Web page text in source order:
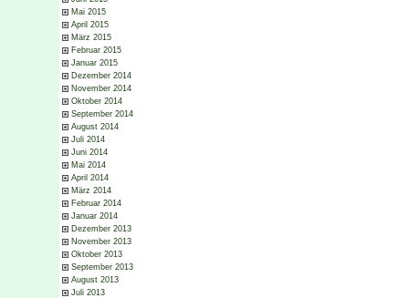
Mai 2015
April 2015
März 2015
Februar 2015
Januar 2015
Dezember 2014
November 2014
Oktober 2014
September 2014
August 2014
Juli 2014
Juni 2014
Mai 2014
April 2014
März 2014
Februar 2014
Januar 2014
Dezember 2013
November 2013
Oktober 2013
September 2013
August 2013
Juli 2013